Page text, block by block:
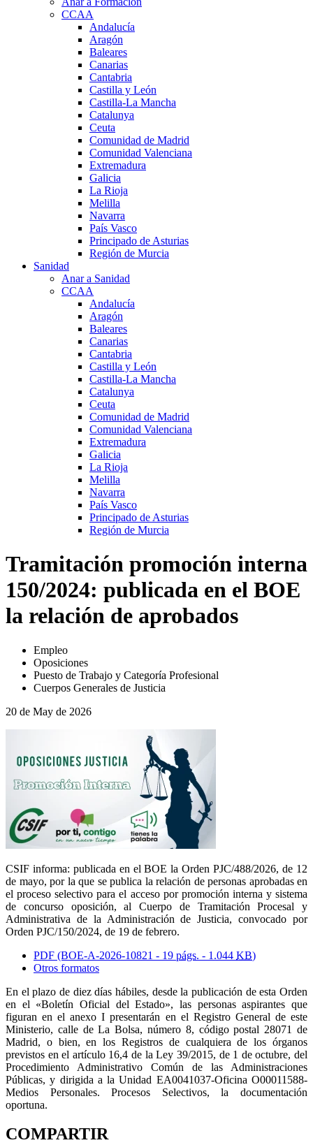
CCAA
Andalucía
Aragón
Baleares
Canarias
Cantabria
Castilla y León
Castilla-La Mancha
Catalunya
Ceuta
Comunidad de Madrid
Comunidad Valenciana
Extremadura
Galicia
La Rioja
Melilla
Navarra
País Vasco
Principado de Asturias
Región de Murcia
Sanidad
Anar a Sanidad
CCAA
Andalucía
Aragón
Baleares
Canarias
Cantabria
Castilla y León
Castilla-La Mancha
Catalunya
Ceuta
Comunidad de Madrid
Comunidad Valenciana
Extremadura
Galicia
La Rioja
Melilla
Navarra
País Vasco
Principado de Asturias
Región de Murcia
Tramitación promoción interna
150/2024: publicada en el BOE
la relación de aprobados
Empleo
Oposiciones
Puesto de Trabajo y Categoría Profesional
Cuerpos Generales de Justicia
20 de May de 2026
CSIF informa: publicada en el BOE laOrden PJC/488/2026, de 12
de mayo, por la que se publica la relación de personas aprobadas en
el proceso selectivo para el acceso por promoción interna y sistema
de concurso oposición, al Cuerpo de Tramitación Procesal y
Administrativa de la Administración de Justicia, convocado por
Orden PJC/150/2024, de 19 de febrero.
PDF (BOE-A-2026-10821 - 19 págs. - 1.044 KB)
Otros formatos
En el plazo de diez días hábiles, desde la publicación de esta Orden
en el «Boletín Oficial del Estado», las personas aspirantes que
figuran en el anexo I presentarán en el Registro General de este
Ministerio, calle de La Bolsa, número 8, código postal 28071 de
Madrid, o bien, en los Registros de cualquiera de los órganos
previstos en el artículo 16,4 de la Ley 39/2015, de 1 de octubre, del
Procedimiento Administrativo Común de las Administraciones
Públicas, y dirigida a la Unidad EA0041037-Oficina O00011588-
Medios Personales. Procesos Selectivos, la documentación
oportuna.
COMPARTIR